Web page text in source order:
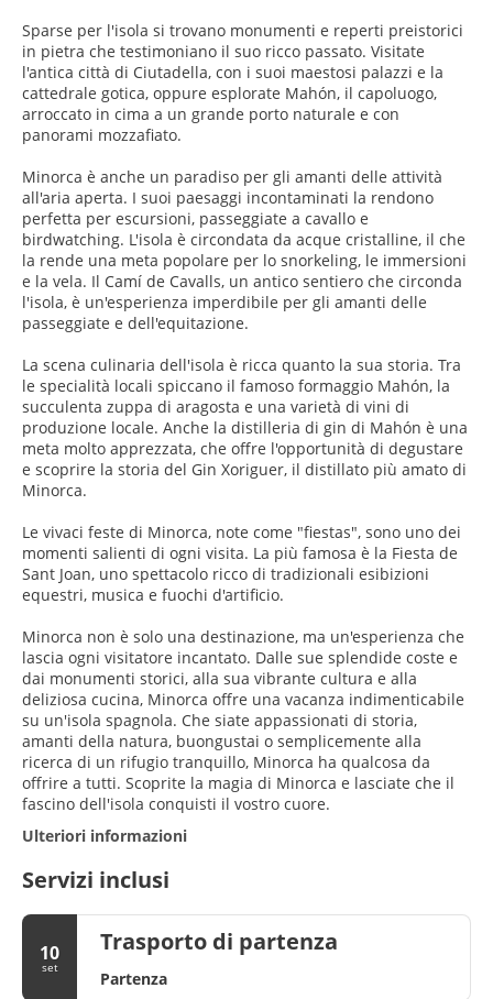
Sparse per l'isola si trovano monumenti e reperti preistorici
in pietra che testimoniano il suo ricco passato. Visitate
l'antica città di Ciutadella, con i suoi maestosi palazzi e la
cattedrale gotica, oppure esplorate Mahón, il capoluogo,
arroccato in cima a un grande porto naturale e con
panorami mozzafiato.
Minorca è anche un paradiso per gli amanti delle attività
all'aria aperta. I suoi paesaggi incontaminati la rendono
perfetta per escursioni, passeggiate a cavallo e
birdwatching. L'isola è circondata da acque cristalline, il che
la rende una meta popolare per lo snorkeling, le immersioni
e la vela. Il Camí de Cavalls, un antico sentiero che circonda
l'isola, è un'esperienza imperdibile per gli amanti delle
passeggiate e dell'equitazione.
La scena culinaria dell'isola è ricca quanto la sua storia. Tra
le specialità locali spiccano il famoso formaggio Mahón, la
succulenta zuppa di aragosta e una varietà di vini di
produzione locale. Anche la distilleria di gin di Mahón è una
meta molto apprezzata, che offre l'opportunità di degustare
e scoprire la storia del Gin Xoriguer, il distillato più amato di
Minorca.
Le vivaci feste di Minorca, note come "fiestas", sono uno dei
momenti salienti di ogni visita. La più famosa è la Fiesta de
Sant Joan, uno spettacolo ricco di tradizionali esibizioni
equestri, musica e fuochi d'artificio.
Minorca non è solo una destinazione, ma un'esperienza che
lascia ogni visitatore incantato. Dalle sue splendide coste e
dai monumenti storici, alla sua vibrante cultura e alla
deliziosa cucina, Minorca offre una vacanza indimenticabile
su un'isola spagnola. Che siate appassionati di storia,
amanti della natura, buongustai o semplicemente alla
ricerca di un rifugio tranquillo, Minorca ha qualcosa da
offrire a tutti. Scoprite la magia di Minorca e lasciate che il
fascino dell'isola conquisti il vostro cuore.
Ulteriori informazioni
Servizi inclusi
10
set
Trasporto di partenza
Partenza